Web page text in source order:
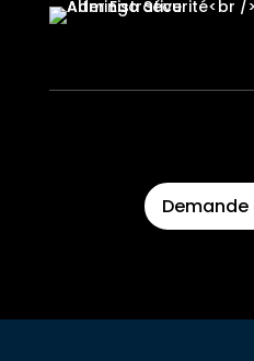
Demande